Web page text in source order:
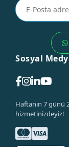
Sosyal
Haftanın 7 günü
hizmetinizdeyiz!